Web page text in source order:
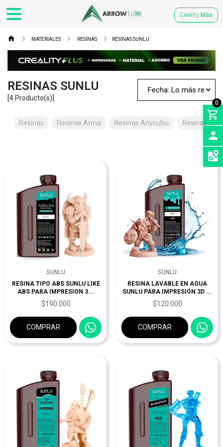
Creality Más
0
MATERIALES RESINAS RESINAS SUNLU
RESINAS SUNLU
[4 Producto(s)]
Resinas Resinas Arma Resinas Anycubic Resinas
SUNLU
RESINA TIPO ABS SUNLU LIKE
ABS PARA IMPRESION 3...
$190.000
COMPRAR
SUNLU
RESINA LAVABLE EN AGUA
SUNLU PARA IMPRESIÓN 3D ...
$120.000
COMPRAR